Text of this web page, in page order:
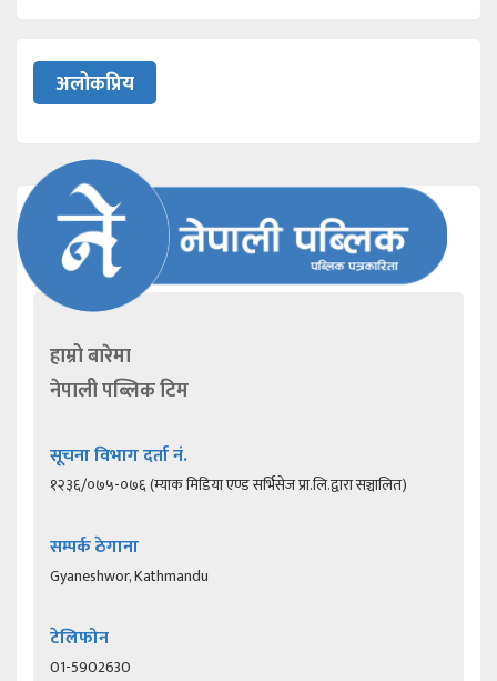
अलोकप्रिय
हाम्रो बारेमा
नेपाली पब्लिक टिम
सूचना विभाग दर्ता नं.
१२३६/०७५-०७६ (म्याक मिडिया एण्ड सर्भिसेज प्रा.लि.द्वारा सञ्चालित)
सम्पर्क ठेगाना
Gyaneshwor, Kathmandu
टेलिफोन
01-5902630